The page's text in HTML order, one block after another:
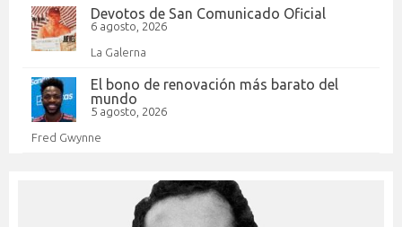
Devotos de San Comunicado Oficial
6 agosto, 2026
La Galerna
El bono de renovación más barato del
mundo
5 agosto, 2026
Fred Gwynne